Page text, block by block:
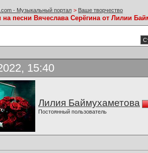
- Музыкальный портал > Ваше творчество
на песни Вячеслава Серёгина от Лилии
15:40
Лилия Баймухаметова
Постоянный пользователь